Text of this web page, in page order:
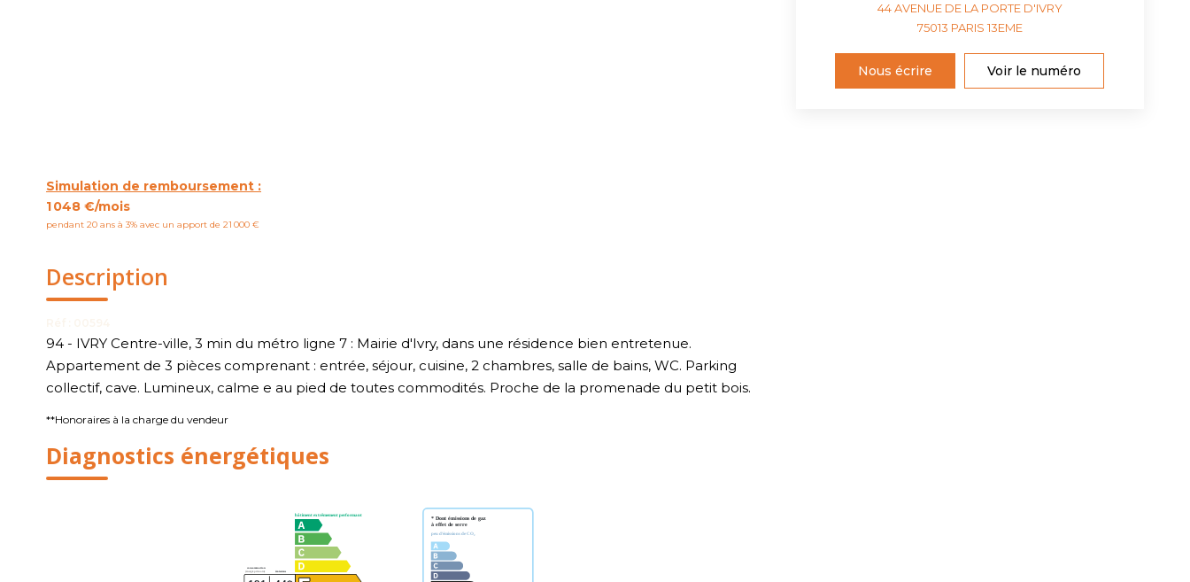
Simulation de remboursement :
1 048 €/mois
pendant 20 ans à 3% avec un apport de 21 000 €
Description
94 - IVRY Centre-ville, 3 min du métro ligne 7 : Mairie d'Ivry, dans une résidence bien entretenue.
Appartement de 3 pièces comprenant : entrée, séjour, cuisine, 2 chambres, salle de bains, WC. Parking
collectif, cave. Lumineux, calme e au pied de toutes commodités. Proche de la promenade du petit bois.
**Honoraires à la charge du vendeur
Diagnostics énergétiques
44 AVENUE DE LA PORTE D'IVRY
75013 PARIS 13EME
Nous écrire Voir le numéro